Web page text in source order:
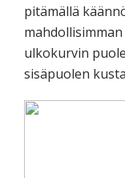
pitämällä
ulkokurvin
sisäpuolen